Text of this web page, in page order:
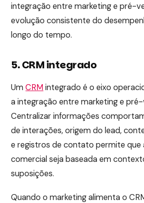
integração entre marketing e pré-
evolução consistente do
longo do tempo.
5. CRM integrado
UmCRMintegrado é o eixo
a integração entre marketing e pré-
Centralizar informações
de interações, origem do lead,
e registros de contato permite que
comercial seja baseada em
suposições.
Quando o marketing alimenta o